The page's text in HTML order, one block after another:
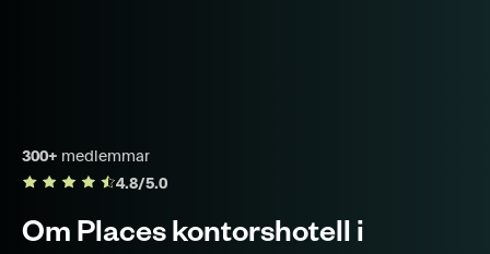
300+ medlemmar
4.8/5.0
Om Places kontorshotell i